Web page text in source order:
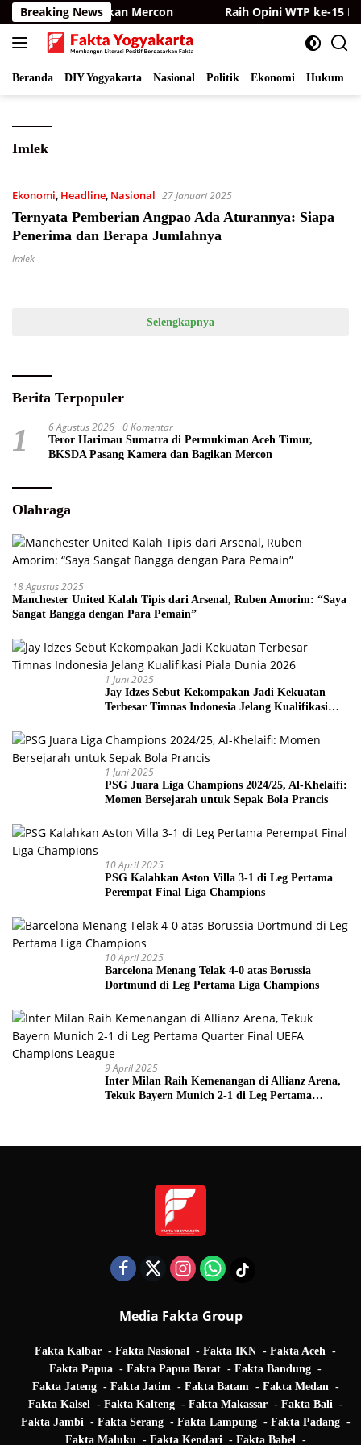
Langsung
ke
konten
Breaking News
dan Bagikan Mercon Raih Opini WTP ke-15
Beranda DIY Yogyakarta Nasional Politik Ekonomi Hukum
Imlek
Ekonomi, Headline, Nasional 27 Januari 2025
Ternyata Pemberian Angpao Ada Aturannya: Siapa
Penerima dan Berapa Jumlahnya
Imlek
Selengkapnya
Berita Terpopuler
1 6 Agustus 2026 0 Komentar
Teror Harimau Sumatra di Permukiman Aceh Timur,
BKSDA Pasang Kamera dan Bagikan Mercon
Olahraga
18 Agustus 2025
Manchester United Kalah Tipis dari Arsenal, Ruben Amorim: “Saya
Sangat Bangga dengan Para Pemain”
1 Juni 2025
Jay Idzes Sebut Kekompakan Jadi Kekuatan
Terbesar Timnas Indonesia Jelang Kualifikasi
1 Juni 2025
PSG Juara Liga Champions 2024/25, Al-Khelaifi:
Momen Bersejarah untuk Sepak Bola Prancis
10 April 2025
PSG Kalahkan Aston Villa 3-1 di Leg Pertama
Perempat Final Liga Champions
10 April 2025
Barcelona Menang Telak 4-0 atas Borussia
Dortmund di Leg Pertama Liga Champions
9 April 2025
Inter Milan Raih Kemenangan di Allianz Arena,
Tekuk Bayern Munich 2-1 di Leg Pertama
Media Fakta Group
Fakta Kalbar Fakta Nasional Fakta IKN
Fakta Aceh
Fakta Papua
Fakta Papua Barat
Fakta Bandung
Fakta Jateng
Fakta Jatim Fakta Batam
Fakta Medan
Fakta Kalsel
Fakta Kalteng Fakta Makassar
Fakta Bali
Fakta Jambi
Fakta Serang Fakta Lampung
Fakta Padang
Fakta Maluku
Fakta Kendari Fakta Babel